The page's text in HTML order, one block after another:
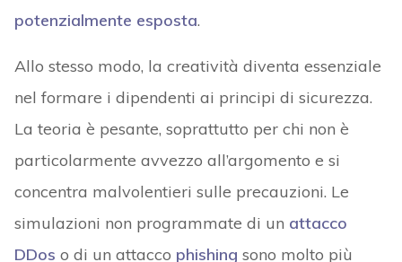
potenzialmente esposta.
Allo stesso modo, la creatività diventa essenziale
nel formare i dipendenti ai principi di sicurezza.
La teoria è pesante, soprattutto per chi non è
particolarmente avvezzo all’argomento e si
concentra malvolentieri sulle precauzioni. Le
simulazioni non programmate di un attacco
DDos o di un attacco phishing sono molto più